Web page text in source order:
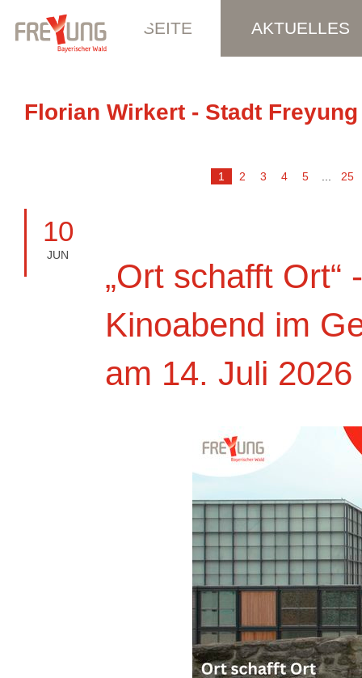
STARTSEITE AKTUELLES
Florian Wirkert - Stadt Freyung
1 2 3 4 5 25
10
JUN
„Ort schafft Ort“ -
Kinoabend im
am 14. Juli